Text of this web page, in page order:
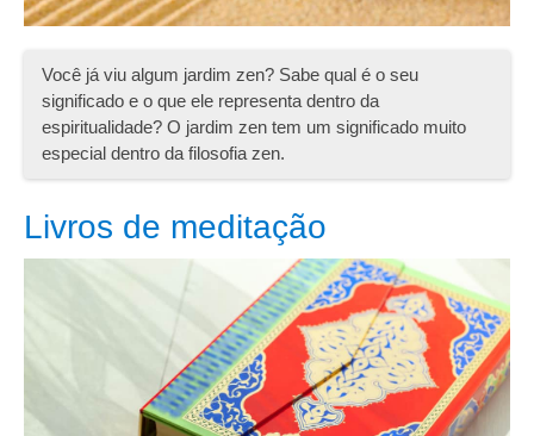
Você já viu algum jardim zen? Sabe qual é o seu
significado e o que ele representa dentro da
espiritualidade? O jardim zen tem um significado muito
especial dentro da filosofia zen.
Livros de meditação